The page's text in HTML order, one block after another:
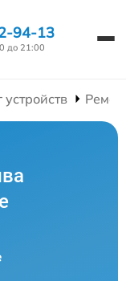
94-13
до 21:00
устройств